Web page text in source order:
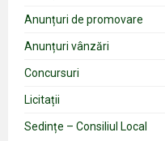
Anunțuri de promovare
Anunțuri vânzări
Concursuri
Licitații
Sedințe – Consiliul Local